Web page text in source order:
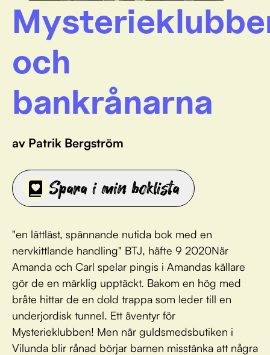
och
bankrånarna
av Patrik Bergström
Spara i min boklista
"en lättläst, spännande nutida bok med en
nervkittlande handling" BTJ, häfte 9 2020När
Amanda och Carl spelar pingis i Amandas källare
gör de en märklig upptäckt. Bakom en hög med
bråte hittar de en dold trappa som leder till en
underjordisk tunnel. Ett äventyr för
Mysterieklubben! Men när guldsmedsbutiken i
Vilunda blir rånad börjar barnen misstänka att några